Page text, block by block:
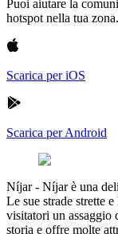
Puoi aiutare la
hotspot nella tua zona.
Scarica per iOS
Scarica per Android
Níjar- Níjar è una
Le sue strade strette
visitatori un assaggio
storia e offre molte